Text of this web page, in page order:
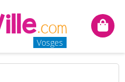
Vosges
Mon